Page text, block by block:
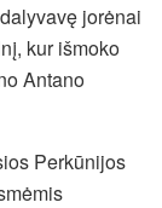
jorėnai
kur išmoko
Antano
Perkūnijos